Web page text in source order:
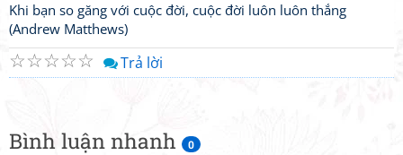
Bình luận nhanh 0
Khi bạn so găng với cuộc đời, cuộc đời luôn luôn thắng
(Andrew Matthews)
☆
☆
☆
☆
☆ Trả lời